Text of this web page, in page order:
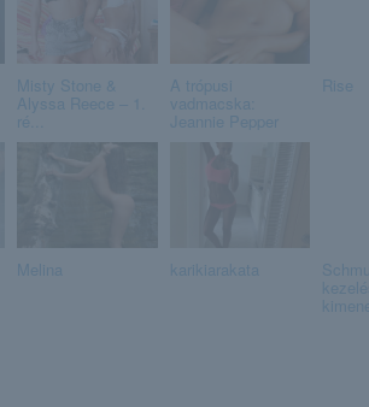
Misty Stone &
Alyssa Reece – 1.
ré...
A trópusi
vadmacska:
Jeannie Pepper
Rise
Melina karikiarakata